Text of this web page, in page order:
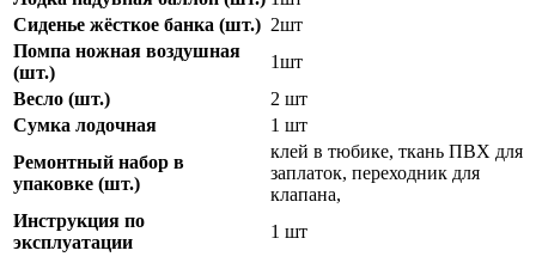
Сиденье жёсткое банка (шт.) 2шт
Помпа ножная воздушная
(шт.)
1шт
Весло (шт.)
2 шт
Сумка лодочная
1 шт
Ремонтный набор в
упаковке (шт.)
клей в тюбике, ткань ПВХ для
заплаток, переходник для
клапана,
Инструкция по
эксплуатации
1 шт